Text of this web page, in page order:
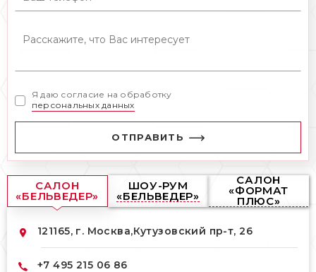
Я даю согласие на обработку
персональных данных
ОТПРАВИТЬ
САЛОН
«БЕЛЬВЕДЕР»
ШОУ-РУМ
«БЕЛЬВЕДЕР»
САЛОН
«ФОРМАТ
ПЛЮС»
121165, г. Москва,Кутузовский пр-т, 26
+7 495 215 06 86